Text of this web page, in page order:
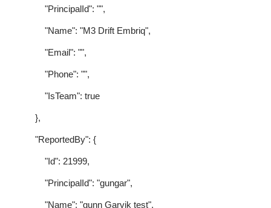
"PrincipalId": "",
"Name": "M3 Drift Embriq",
"Email": "",
"Phone": "",
"IsTeam": true
},
"ReportedBy": {
"Id": 21999,
"PrincipalId": "gungar",
"Name": "gunn Garvik test",